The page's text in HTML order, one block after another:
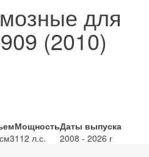
для
(2010)
МощностьДаты выпуска
112 л.с.
2008 - 2026 г